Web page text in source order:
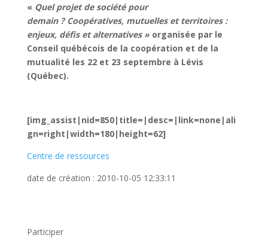
« Quel projet de société pour
demain ? Coopératives, mutuelles et territoires :
enjeux, défis et alternatives »organisée par le
Conseil québécois de la coopération et de la
mutualité les 22 et 23 septembre à Lévis
(Québec).
[img_assist|nid=850|title=|desc=|link=none|ali
gn=right|width=180|height=62]
Centre de ressources
date de création : 2010-10-05 12:33:11
Participer